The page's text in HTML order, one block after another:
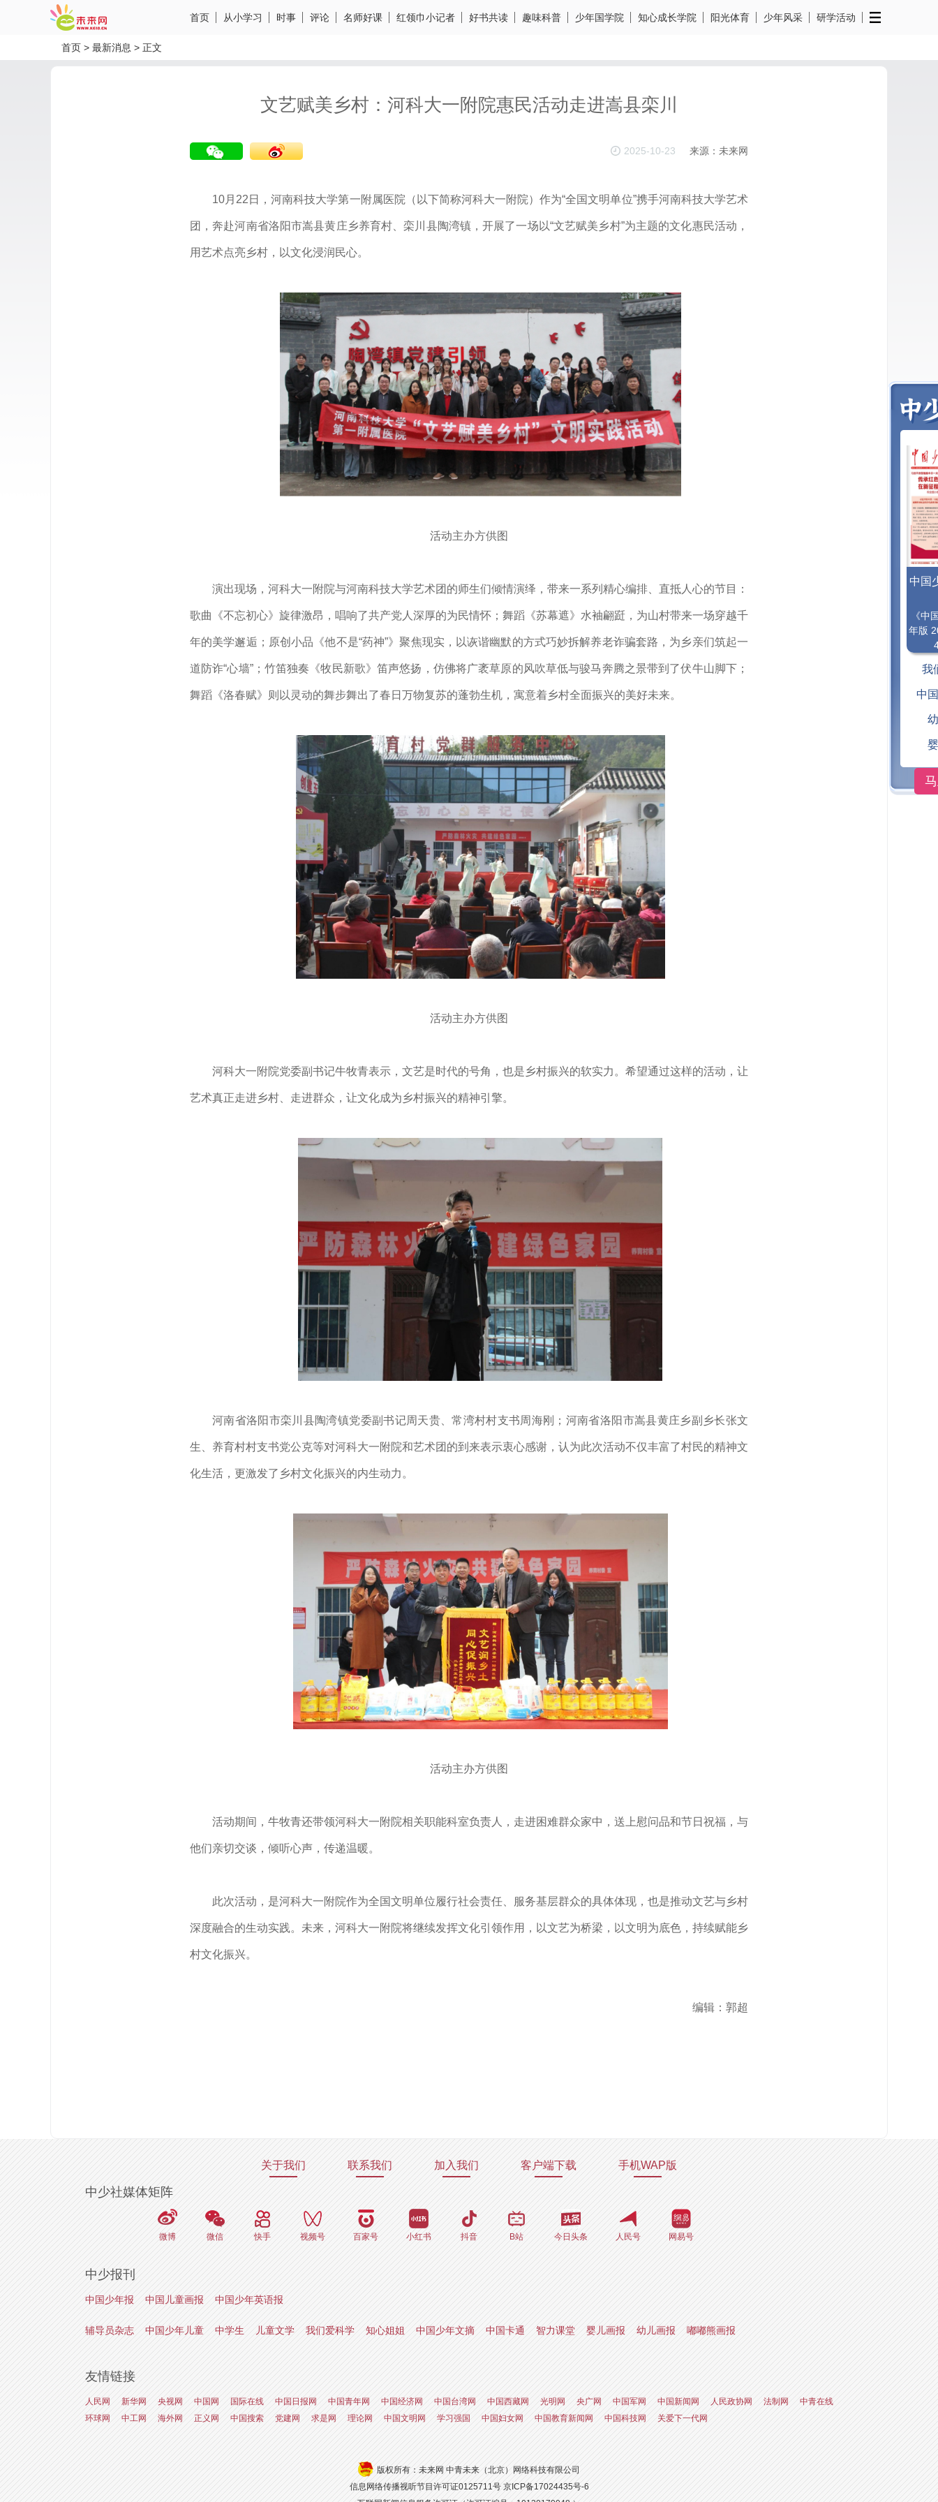
首页 从小学习 时事 评论 名师好课 红领巾小记者 好书共读 趣味科普 少年国学院 知心成长学院 阳光体育 少年风采 研学活动
首页 > 最新消息 > 正文
文艺赋美乡村：河科大一附院惠民活动走进嵩县栾川
2025-10-23 来源：未来网
10月22日，河南科技大学第一附属医院（以下简称河科大一附院）作为“全国文明单位”携手河南科技大学艺术
团，奔赴河南省洛阳市嵩县黄庄乡养育村、栾川县陶湾镇，开展了一场以“文艺赋美乡村”为主题的文化惠民活动，
用艺术点亮乡村，以文化浸润民心。
活动主办方供图
演出现场，河科大一附院与河南科技大学艺术团的师生们倾情演绎，带来一系列精心编排、直抵人心的节目：
歌曲《不忘初心》旋律激昂，唱响了共产党人深厚的为民情怀；舞蹈《苏幕遮》水袖翩跹，为山村带来一场穿越千
年的美学邂逅；原创小品《他不是“药神”》聚焦现实，以诙谐幽默的方式巧妙拆解养老诈骗套路，为乡亲们筑起一
道防诈“心墙”；竹笛独奏《牧民新歌》笛声悠扬，仿佛将广袤草原的风吹草低与骏马奔腾之景带到了伏牛山脚下；
舞蹈《洛春赋》则以灵动的舞步舞出了春日万物复苏的蓬勃生机，寓意着乡村全面振兴的美好未来。
活动主办方供图
河科大一附院党委副书记牛牧青表示，文艺是时代的号角，也是乡村振兴的软实力。希望通过这样的活动，让
艺术真正走进乡村、走进群众，让文化成为乡村振兴的精神引擎。
河南省洛阳市栾川县陶湾镇党委副书记周天贵、常湾村村支书周海刚；河南省洛阳市嵩县黄庄乡副乡长张文
生、养育村村支书党公克等对河科大一附院和艺术团的到来表示衷心感谢，认为此次活动不仅丰富了村民的精神文
化生活，更激发了乡村文化振兴的内生动力。
活动主办方供图
活动期间，牛牧青还带领河科大一附院相关职能科室负责人，走进困难群众家中，送上慰问品和节日祝福，与
他们亲切交谈，倾听心声，传递温暖。
此次活动，是河科大一附院作为全国文明单位履行社会责任、服务基层群众的具体体现，也是推动文艺与乡村
深度融合的生动实践。未来，河科大一附院将继续发挥文化引领作用，以文艺为桥梁，以文明为底色，持续赋能乡
村文化振兴。
编辑：郭超
关于我们 联系我们 加入我们 客户端下载 手机WAP版
中少社媒体矩阵
微博 微信 快手 视频号 百家号 小红书 抖音 B站 今日头条 人民号 网易号
中少报刊
中国少年报 中国儿童画报 中国少年英语报
辅导员杂志 中国少年儿童 中学生 儿童文学 我们爱科学 知心姐姐 中国少年文摘 中国卡通 智力课堂 婴儿画报 幼儿画报 嘟嘟熊画报
友情链接
人民网 新华网 央视网 中国网 国际在线 中国日报网 中国青年网 中国经济网 中国台湾网 中国西藏网 光明网 央广网 中国军网 中国新闻网 人民政协网 法制网
中青在线
环球网
中工网 海外网 正义网 中国搜索 党建网 求是网 理论网 中国文明网 学习强国 中国妇女网 中国教育新闻网 中国科技网 关爱下一代网
版权所有：未来网 中青未来（北京）网络科技有限公司
信息网络传播视听节目许可证0125711号 京ICP备17024435号-6
中国
《中
年版
我
中